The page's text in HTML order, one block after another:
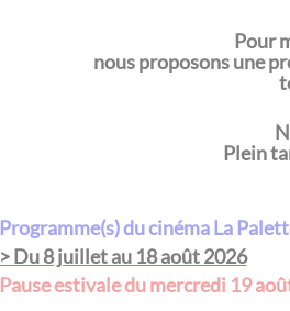
Pour
nous proposons une
Plein
Programme(s) du cinéma La
> Du 8 juillet au 18 août 2026
Pause estivale du mercredi 19